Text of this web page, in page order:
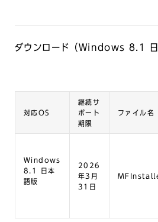
ダウンロード（Windows 8.1 日
対応OS
継続サ
ポート
期限
ファイル名
Windows
8.1 日本
語版
2026
年3月
31日